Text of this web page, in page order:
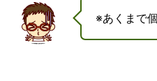
※あくまで